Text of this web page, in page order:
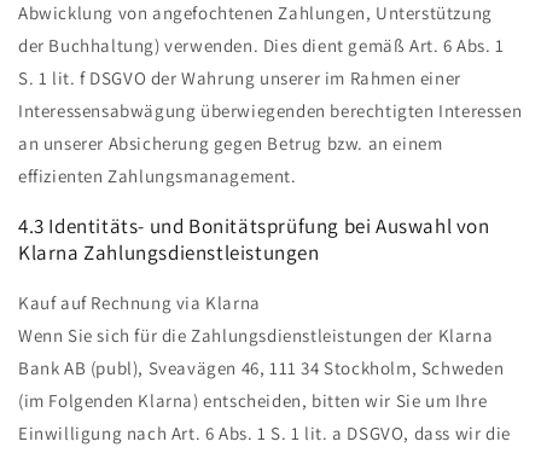
Abwicklung von angefochtenen Zahlungen, Unterstützung
der Buchhaltung) verwenden. Dies dient gemäß Art. 6 Abs. 1
S. 1 lit. f DSGVO der Wahrung unserer im Rahmen einer
Interessensabwägung überwiegenden berechtigten Interessen
an unserer Absicherung gegen Betrug bzw. an einem
effizienten Zahlungsmanagement.
4.3 Identitäts- und Bonitätsprüfung bei Auswahl von
Klarna Zahlungsdienstleistungen
Kauf auf Rechnung via Klarna
Wenn Sie sich für die Zahlungsdienstleistungen der Klarna
Bank AB (publ), Sveavägen 46, 111 34 Stockholm, Schweden
(im Folgenden Klarna) entscheiden, bitten wir Sie um Ihre
Einwilligung nach Art. 6 Abs. 1 S. 1 lit. a DSGVO, dass wir die